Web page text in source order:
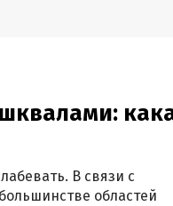
В связи с
областей